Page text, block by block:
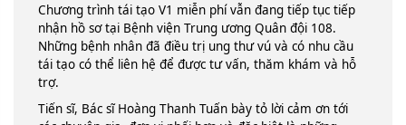
Chương trình tái tạo V1 miễn phí vẫn đang tiếp tục tiếp
nhận hồ sơ tại Bệnh viện Trung ương Quân đội 108.
Những bệnh nhân đã điều trị ung thư vú và có nhu cầu
tái tạo có thể liên hệ để được tư vấn, thăm khám và hỗ
trợ.
Tiến sĩ, Bác sĩ Hoàng Thanh Tuấn bày tỏ lời cảm ơn tới